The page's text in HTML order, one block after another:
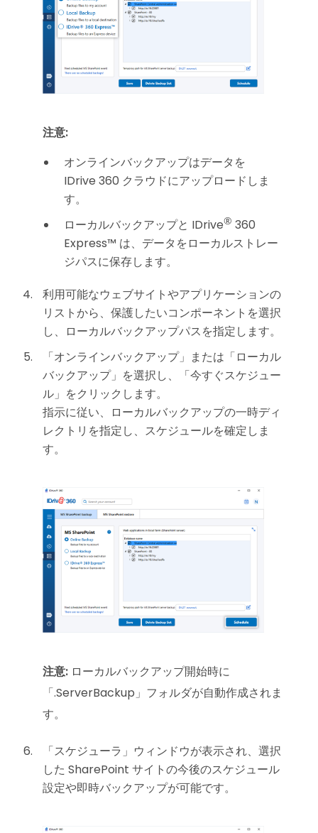
注意:
オンラインバックアップはデータを
IDrive 360 クラウドにアップロードしま
す。
ローカルバックアップと IDrive® 360
Express™ は、データをローカルストレー
ジパスに保存します。
利用可能なウェブサイトやアプリケーションの
リストから、保護したいコンポーネントを選択
し、ローカルバックアップパスを指定します。
「オンラインバックアップ」または「ローカル
バックアップ」を選択し、「今すぐスケジュー
ル」をクリックします。
指示に従い、ローカルバックアップの一時ディ
レクトリを指定し、スケジュールを確定しま
す。
注意: ローカルバックアップ開始時に
「.ServerBackup」フォルダが自動作成されま
す。
「スケジューラ」ウィンドウが表示され、選択
した SharePoint サイトの今後のスケジュール
設定や即時バックアップが可能です。